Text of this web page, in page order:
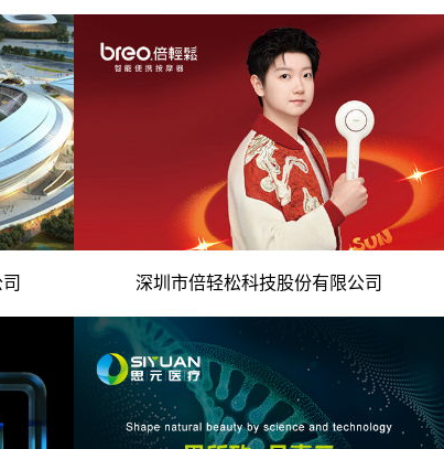
- - 现代科技智慧 中医理念与智科技融合 -
电脑版
深圳市倍轻松科技股份有限公司
微信号